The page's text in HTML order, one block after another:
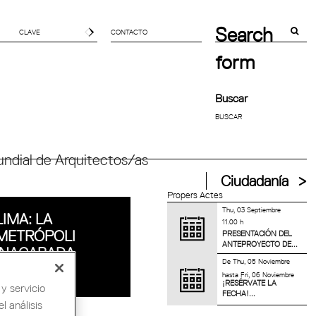
CONTACTO
Search
form
Buscar
de Arquitectos/as
Ciudadanía
Propers Actes
Thu, 03 Septiembre
11.00 h
PRESENTACIÓN DEL
ANTEPROYECTO DE...
DeThu, 05 Noviembre
hastaFri, 06 Noviembre
¡RESÉRVATE LA
FECHA!...
LA
servicio
análisis